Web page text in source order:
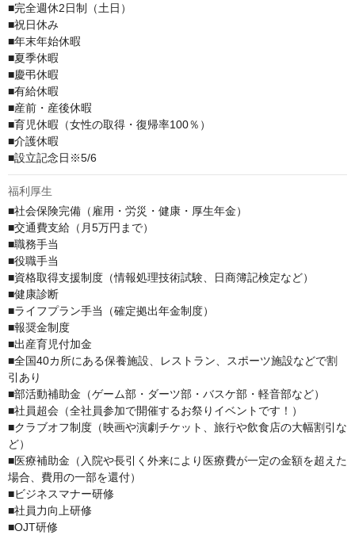
■完全週休2日制（土日）
■祝日休み
■年末年始休暇
■夏季休暇
■慶弔休暇
■有給休暇
■産前・産後休暇
■育児休暇（女性の取得・復帰率100％）
■介護休暇
■設立記念日※5/6
福利厚生
■社会保険完備（雇用・労災・健康・厚生年金）
■交通費支給（月5万円まで）
■職務手当
■役職手当
■資格取得支援制度（情報処理技術試験、日商簿記検定など）
■健康診断
■ライフプラン手当（確定拠出年金制度）
■報奨金制度
■出産育児付加金
■全国40カ所にある保養施設、レストラン、スポーツ施設などで割
引あり
■部活動補助金（ゲーム部・ダーツ部・バスケ部・軽音部など）
■社員超会（全社員参加で開催するお祭りイベントです！）
■クラブオフ制度（映画や演劇チケット、旅行や飲食店の大幅割引な
ど）
■医療補助金（入院や長引く外来により医療費が一定の金額を超えた
場合、費用の一部を還付）
■ビジネスマナー研修
■社員力向上研修
■OJT研修